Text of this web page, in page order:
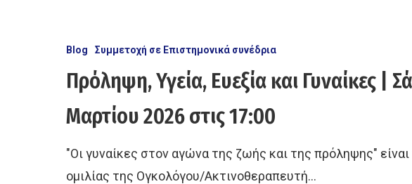
Blog Συμμετοχή σε Επιστημονικά συνέδρια
Πρόληψη, Υγεία, Ευεξία και Γυναίκες |
Μαρτίου 2026 στις 17:00
"Οι γυναίκες στον αγώνα της ζωής και της πρόληψης"
ομιλίας της Ογκολόγου/Ακτινοθεραπευτή…